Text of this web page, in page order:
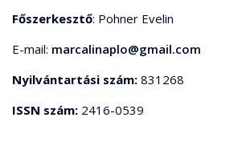
Főszerkesztő: Pohner Evelin
E-mail: marcalinaplo@gmail.com
Nyilvántartási szám: 831268
ISSN szám: 2416-0539